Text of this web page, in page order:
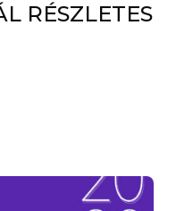
RÉSZLETES